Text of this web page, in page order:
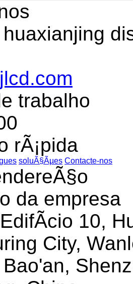
trabalho
rÃ¡pida
soluÃ§Ãµes Contacte-nos
da empresa
10,
City,